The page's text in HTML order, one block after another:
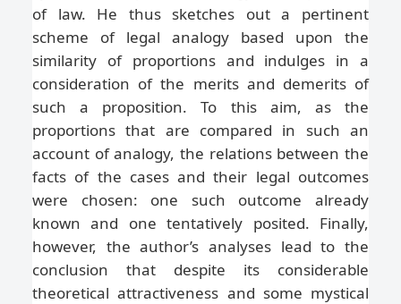
of law. He thus sketches out a pertinent
scheme of legal analogy based upon the
similarity of proportions and indulges in a
consideration of the merits and demerits of
such a proposition. To this aim, as the
proportions that are compared in such an
account of analogy, the relations between the
facts of the cases and their legal outcomes
were chosen: one such outcome already
known and one tentatively posited. Finally,
however, the author’s analyses lead to the
conclusion that despite its considerable
theoretical attractiveness and some mystical